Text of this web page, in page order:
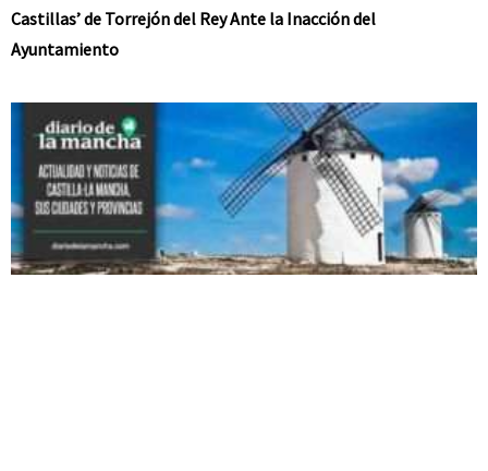
Castillas’ de Torrejón del Rey Ante la Inacción del
Ayuntamiento